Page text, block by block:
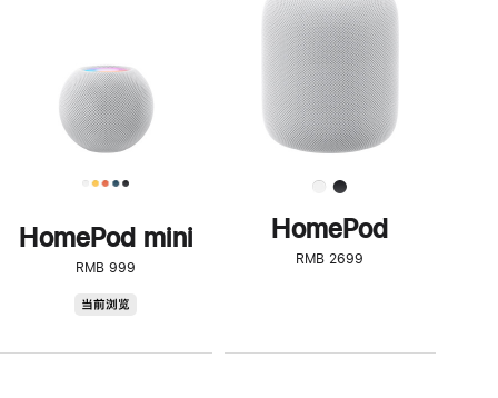
HomePod mini
RMB 999
当前浏览
了
解
HomePod<
HomePod
RMB 2699